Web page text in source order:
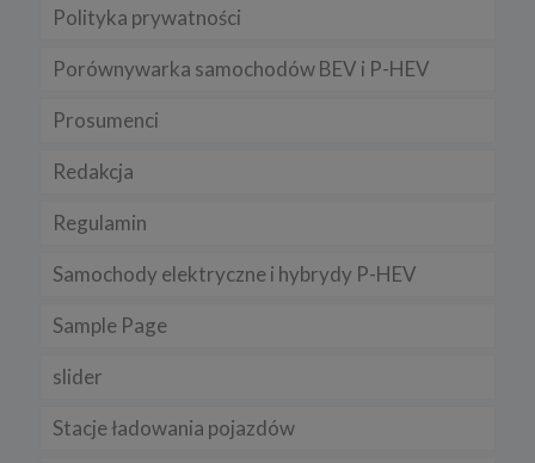
Polityka prywatności
Porównywarka samochodów BEV i P-HEV
Prosumenci
Redakcja
Regulamin
Samochody elektryczne i hybrydy P-HEV
Sample Page
slider
Stacje ładowania pojazdów